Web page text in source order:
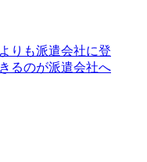
りも派遣会社に登
るのが派遣会社へ